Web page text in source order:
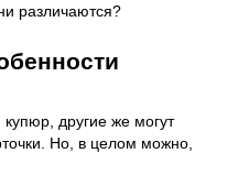
различаются?
другие же могут
Но, в целом можно,